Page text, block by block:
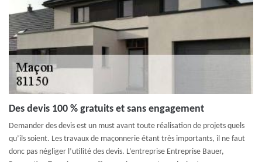
Des devis 100 % gratuits et sans engagement
Demander des devis est un must avant toute réalisation de projets quels
qu’ils soient. Les travaux de maçonnerie étant très importants, il ne faut
donc pas négliger l’utilité des devis. L’entreprise Entreprise Bauer,